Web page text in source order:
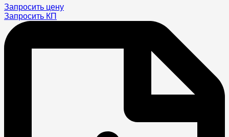
Запросить цену
Запросить КП